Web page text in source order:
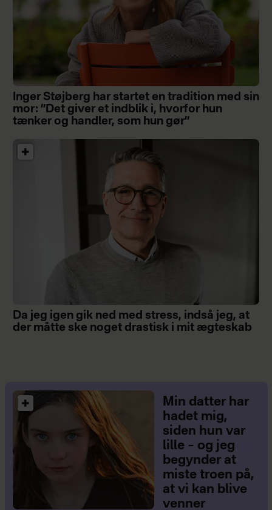
Inger Støjberg har startet en tradition med sin
mor: ”Det giver et indblik i, hvorfor hun
tænker og handler, som hun gør”
Da jeg igen gik ned med stress, indså jeg, at
der måtte ske noget drastisk i mit ægteskab
Min datter har
hadet mig,
siden hun var
lille – og jeg
begynder at
miste troen på,
at vi kan blive
venner